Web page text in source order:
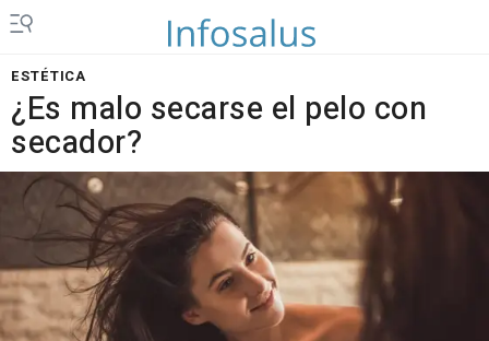
ESTÉTICA
¿Es malo secarse el pelo con
secador?